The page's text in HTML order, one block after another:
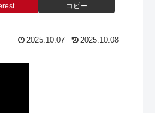
コピー
2025.10.07 2025.10.08